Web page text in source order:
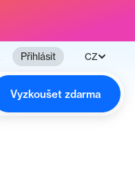
Přihlásit CZ
Vyzkoušet zdarma